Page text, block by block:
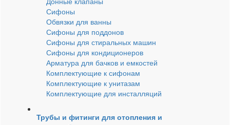
Сифоны
Обвязки для ванны
Сифоны для поддонов
Сифоны для стиральных машин
Сифоны для кондиционеров
Арматура для бачков и емкостей
Комплектующие к сифонам
Комплектующие к унитазам
Комплектующие для инсталляций
Трубы и фитинги для отопления и